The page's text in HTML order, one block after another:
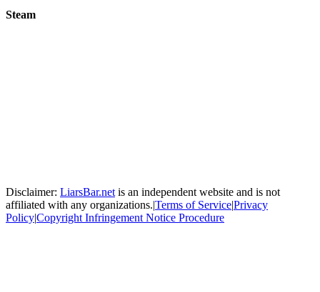
Steam
Disclaimer: LiarsBar.net is an independent website and is not
affiliated with any organizations.|Terms of Service|Privacy
Policy|Copyright Infringement Notice Procedure